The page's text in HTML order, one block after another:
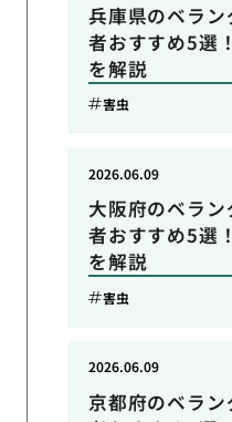
兵庫県のベラ
者おすすめ5選
を解説
害虫
大阪府のベラ
者おすすめ5選
を解説
2026.06.09
害虫
京都府のベラ
2026.06.09